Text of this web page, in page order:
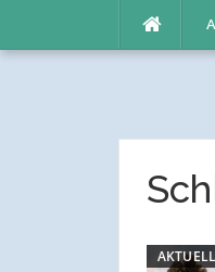
AKTUELL